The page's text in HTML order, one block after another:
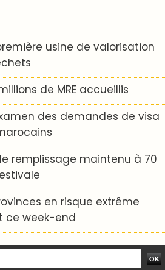
usine de valorisation
de MRE accueillis
des demandes de visa
remplissage maintenu à 70
en risque extrême
ce week-end